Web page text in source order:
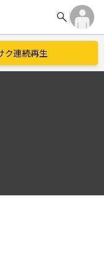
search
ク連続再生